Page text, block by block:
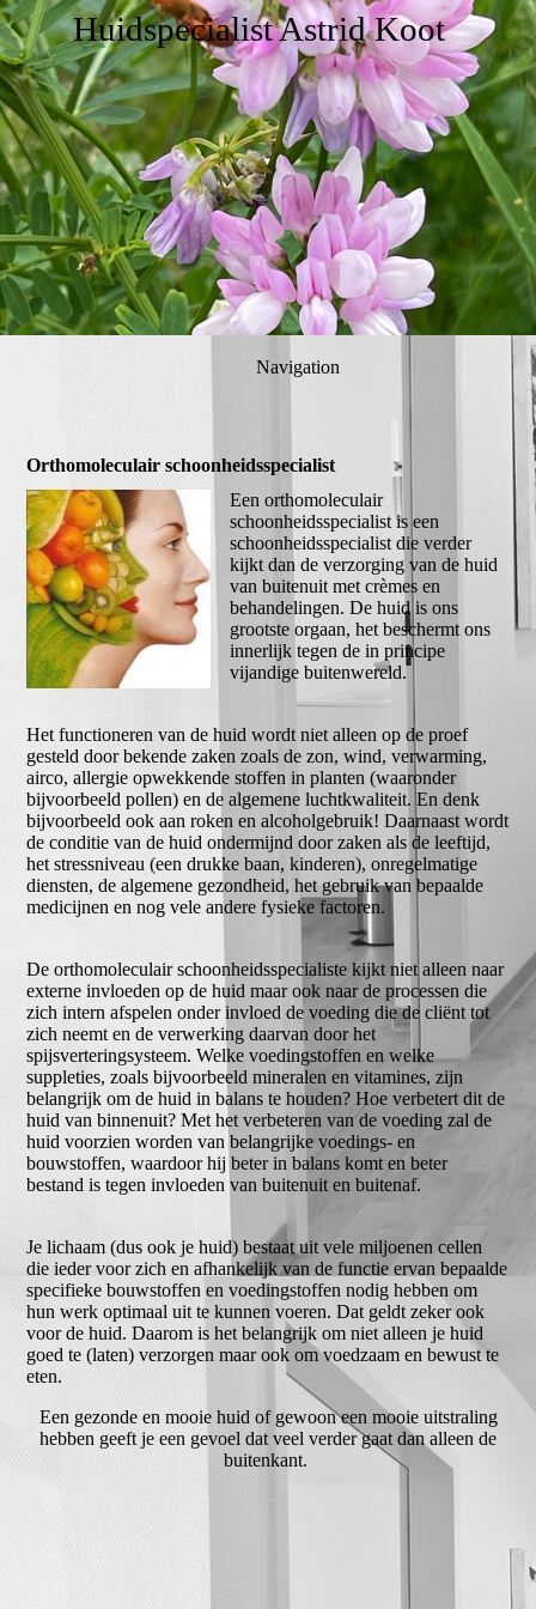
Huidspecialist Astrid Koot
Navigation
Orthomoleculair schoonheidsspecialist
Een orthomoleculair
schoonheidsspecialist is een
schoonheidsspecialist die verder
kijkt dan de verzorging van de huid
van buitenuit met crèmes en
behandelingen. De huid is ons
grootste orgaan, het beschermt ons
innerlijk tegen de in principe
vijandige buitenwereld.
Het functioneren van de huid wordt niet alleen op de proef
gesteld door bekende zaken zoals de zon, wind, verwarming,
airco, allergie opwekkende stoffen in planten (waaronder
bijvoorbeeld pollen) en de algemene luchtkwaliteit. En denk
bijvoorbeeld ook aan roken en alcoholgebruik! Daarnaast wordt
de conditie van de huid ondermijnd door zaken als de leeftijd,
het stressniveau (een drukke baan, kinderen), onregelmatige
diensten, de algemene gezondheid, het gebruik van bepaalde
medicijnen en nog vele andere fysieke factoren.
De orthomoleculair schoonheidsspecialiste kijkt niet alleen naar
externe invloeden op de huid maar ook naar de processen die
zich intern afspelen onder invloed de voeding die de cliënt tot
zich neemt en de verwerking daarvan door het
spijsverteringsysteem. Welke voedingstoffen en welke
suppleties, zoals bijvoorbeeld mineralen en vitamines, zijn
belangrijk om de huid in balans te houden? Hoe verbetert dit de
huid van binnenuit? Met het verbeteren van de voeding zal de
huid voorzien worden van belangrijke voedings- en
bouwstoffen, waardoor hij beter in balans komt en beter
bestand is tegen invloeden van buitenuit en buitenaf.
Je lichaam (dus ook je huid) bestaat uit vele miljoenen cellen
die ieder voor zich en afhankelijk van de functie ervan bepaalde
specifieke bouwstoffen en voedingstoffen nodig hebben om
hun werk optimaal uit te kunnen voeren. Dat geldt zeker ook
voor de huid. Daarom is het belangrijk om niet alleen je huid
goed te (laten) verzorgen maar ook om voedzaam en bewust te
eten.
Een gezonde en mooie huid of gewoon een mooie uitstraling
hebben geeft je een gevoel dat veel verder gaat dan alleen de
buitenkant.